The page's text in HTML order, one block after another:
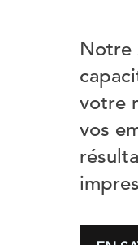
Notre
votre
vos